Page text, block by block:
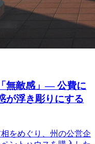
無敵感」— 公費に
が浮き彫りにする
をめぐり、州の公営企